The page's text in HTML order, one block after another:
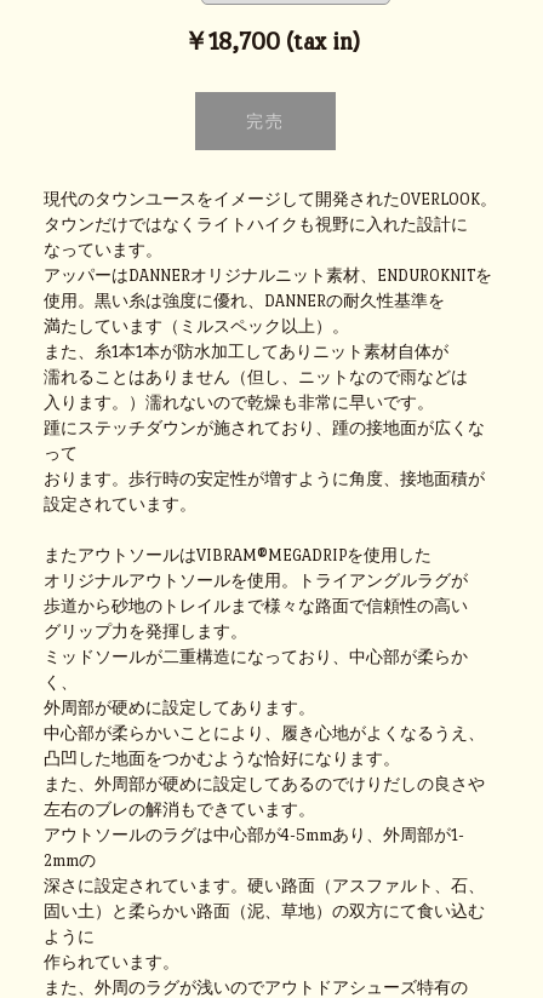
￥18,700 (tax in)
現代のタウンユースをイメージして開発されたOVERLOOK。
タウンだけではなくライトハイクも視野に入れた設計に
なっています。
アッパーはDANNERオリジナルニット素材、ENDUROKNITを
使用。黒い糸は強度に優れ、DANNERの耐久性基準を
満たしています（ミルスペック以上）。
また、糸1本1本が防水加工してありニット素材自体が
濡れることはありません（但し、ニットなので雨などは
入ります。）濡れないので乾燥も非常に早いです。
踵にステッチダウンが施されており、踵の接地面が広くな
って
おります。歩行時の安定性が増すように角度、接地面積が
設定されています。
またアウトソールはVIBRAM®MEGADRIPを使用した
オリジナルアウトソールを使用。トライアングルラグが
歩道から砂地のトレイルまで様々な路面で信頼性の高い
グリップ力を発揮します。
ミッドソールが二重構造になっており、中心部が柔らか
く、
外周部が硬めに設定してあります。
中心部が柔らかいことにより、履き心地がよくなるうえ、
凸凹した地面をつかむような恰好になります。
また、外周部が硬めに設定してあるのでけりだしの良さや
左右のブレの解消もできています。
アウトソールのラグは中心部が4-5mmあり、外周部が1-
2mmの
深さに設定されています。硬い路面（アスファルト、石、
固い土）と柔らかい路面（泥、草地）の双方にて食い込む
ように
作られています。
また、外周のラグが浅いのでアウトドアシューズ特有の